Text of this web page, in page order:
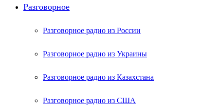
Разговорное
Разговорное радио из России
Разговорное радио из Украины
Разговорное радио из Казахстана
Разговорное радио из США